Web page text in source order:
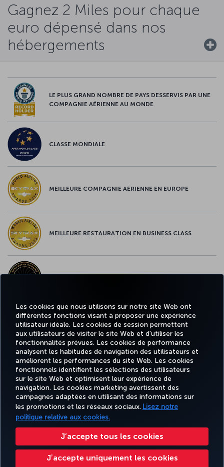
Les cookies que nous utilisons sur notre site Web ont
différentes fonctions visant à proposer une expérience
utilisateur idéale. Les cookies de session permettent
aux utilisateurs de visiter le site Web et d'utiliser les
fonctionnalités prévues. Les cookies de performance
analysent les habitudes de navigation des utilisateurs et
améliorent les performances du site Web. Les cookies
fonctionnels identifient les sélections des utilisateurs
sur le site Web et optimisent leur expérience de
navigation. Les cookies marketing avertissent des
campagnes adaptées en utilisant des informations sur
les promotions et les réseaux sociaux. Lisez notre
politique relative aux cookies.
J’accepte tous les cookies
Jʼaccepte uniquement les cookies
Gagnez 2 Miles pour chaque
euro dépensé dans nos
hébergements
LE PLUS GRAND NOMBRE DE PAYS DESSERVIS PAR UNE
COMPAGNIE AÉRIENNE AU MONDE
CLASSE MONDIALE
MEILLEURE COMPAGNIE AÉRIENNE EN EUROPE
MEILLEURE RESTAURATION EN BUSINESS CLASS
MEILLEUR WI-FI EN EUROPE
RÉSERVER
ET GÉRER
EXPÉRIENCE
OFFRES ET
DESTINATIONS
AIDE
TURKISH
AIRLINES
HOLIDAYS
Informations Légales Accessibilité
Règlement en ligne des litiges
Air Passenger Protection Regulation (Canada)
Accessibility Plan and Feedback Process (Canada) Accessibility Plan Progress Report